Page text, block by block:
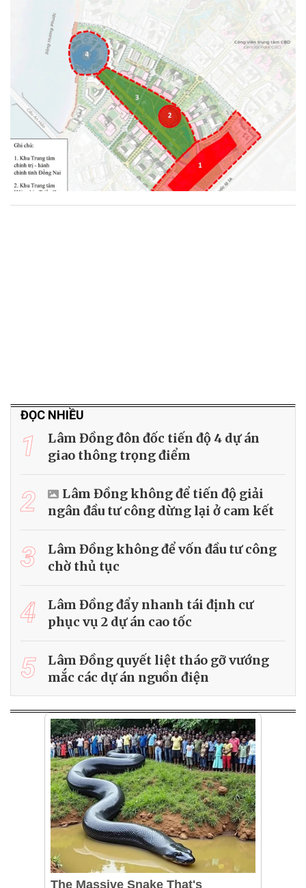
ĐỌC NHIỀU
1
Lâm Đồng đôn đốc tiến độ 4 dự án
giao thông trọng điểm
2
Lâm Đồng không để tiến độ giải
ngân đầu tư công dừng lại ở cam kết
3
Lâm Đồng không để vốn đầu tư công
chờ thủ tục
4
Lâm Đồng đẩy nhanh tái định cư
phục vụ 2 dự án cao tốc
5
Lâm Đồng quyết liệt tháo gỡ vướng
mắc các dự án nguồn điện